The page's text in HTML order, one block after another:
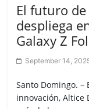
El futuro
despliega
Galaxy Z
September 14,
Santo Domingo. –
innovación, Altice